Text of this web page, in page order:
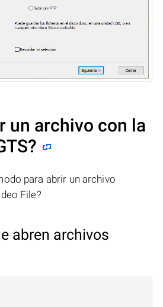
un archivo con la
para abrir un archivo
File?
abren archivos